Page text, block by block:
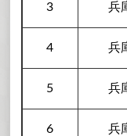
3 兵
4 兵
5 兵
6 兵